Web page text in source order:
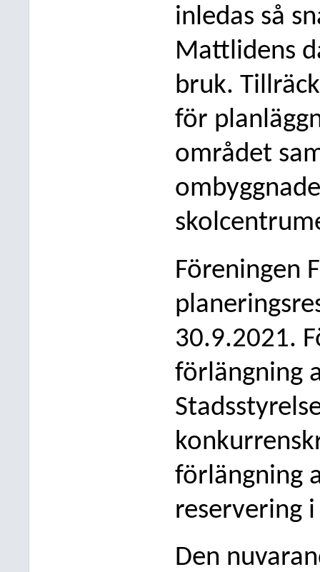
inledas så
Mattlidens
bruk.
för
området
Föreningen
30.9.2021.
förlängning
förlängning
reservering
Den